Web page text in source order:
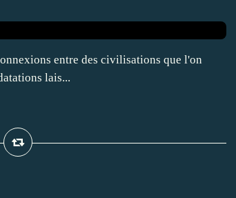
entre des civilisations que l'on
lais...